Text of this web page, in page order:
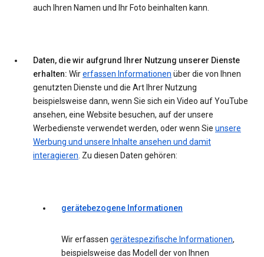
auch Ihren Namen und Ihr Foto beinhalten kann.
Daten, die wir aufgrund Ihrer Nutzung unserer Dienste
erhalten: Wirerfassen Informationen über die von Ihnen
genutzten Dienste und die Art Ihrer Nutzung
beispielsweise dann, wenn Sie sich ein Video auf YouTube
ansehen, eine Website besuchen, auf der unsere
Werbedienste verwendet werden, oder wenn Sie unsere
Werbung und unsere Inhalte ansehen und damit
interagieren. Zu diesen Daten gehören:
gerätebezogene Informationen
Wir erfassen gerätespezifische Informationen,
beispielsweise das Modell der von Ihnen